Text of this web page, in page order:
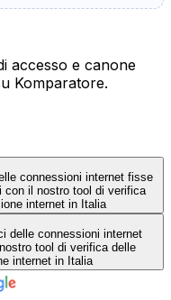
accesso e canone
Komparatore.
connessioni internet fisse
con il nostro tool di verifica
internet in Italia
delle connessioni internet
tool di verifica delle
internet in Italia